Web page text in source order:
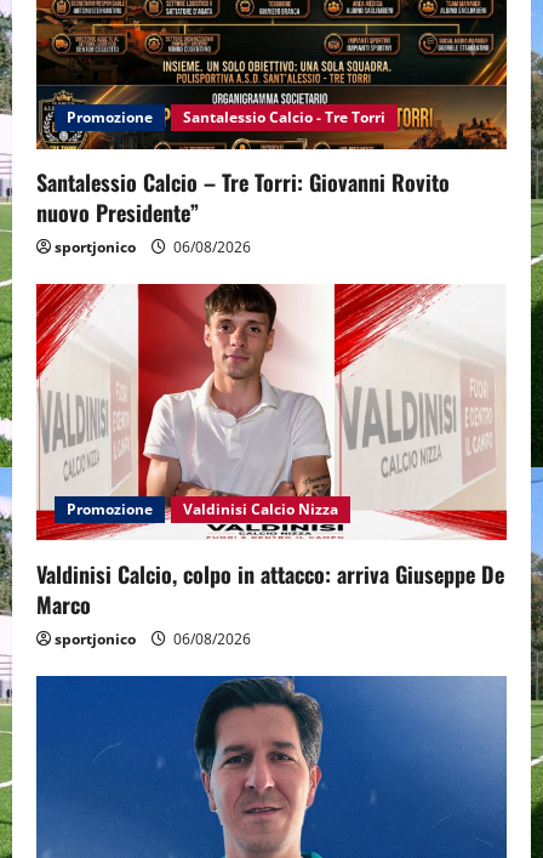
Promozione Santalessio Calcio - Tre Torri
Santalessio Calcio – Tre Torri: Giovanni Rovito
nuovo Presidente”
sportjonico 06/08/2026
Promozione Valdinisi Calcio Nizza
Valdinisi Calcio, colpo in attacco: arriva Giuseppe De
Marco
sportjonico 06/08/2026